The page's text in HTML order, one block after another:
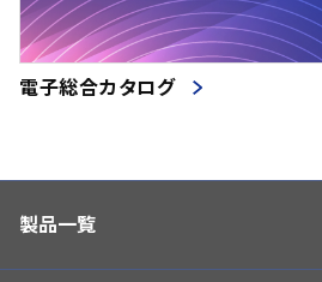
電子総合カタログ
製品一覧